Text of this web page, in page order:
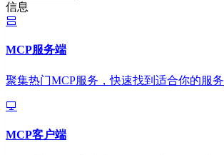
信息
MCP服务端
聚集热门MCP服务，快速找到适合你的服务
MCP客户端